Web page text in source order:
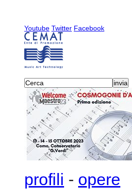
Youtube Twitter Facebook
profili - opere